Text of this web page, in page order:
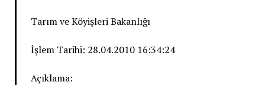
Tarım ve Köyişleri Bakanlığı
İşlem Tarihi: 28.04.2010 16:34:24
Açıklama: